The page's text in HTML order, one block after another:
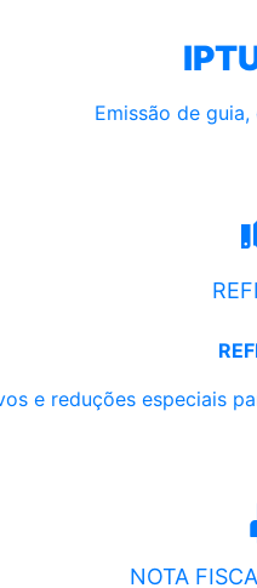
Emissão de
e reduções especiais
NOTA